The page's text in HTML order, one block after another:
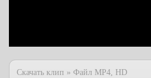
Скачать клип » Файл MP4, HD